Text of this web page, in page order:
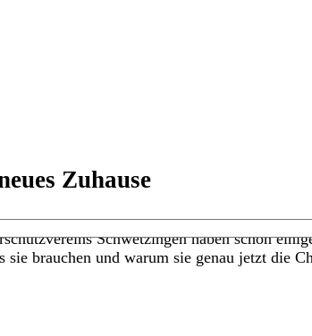
Zuhause
Schwetzingen haben schon
brauchen und warum sie genau jetzt die